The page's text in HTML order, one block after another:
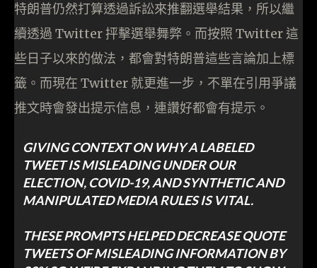
特朗普仍然打算透過訴訟來推翻選舉結果，所以繼
續透過 Twitter 抨擊選舉舞弊。而按照 Twitter 這
些日子以來的做法，都會對特朗普這些言論加上標
籤。而現在 Twitter 就更進一步，不單在引用爭議
推文時會發出提示信息，連讚好都會有提示。
GIVING CONTEXT ON WHY A LABELED
TWEET IS MISLEADING UNDER OUR
ELECTION, COVID-19, AND SYNTHETIC AND
MANIPULATED MEDIA RULES IS VITAL.
THESE PROMPTS HELPED DECREASE QUOTE
TWEETS OF MISLEADING INFORMATION BY